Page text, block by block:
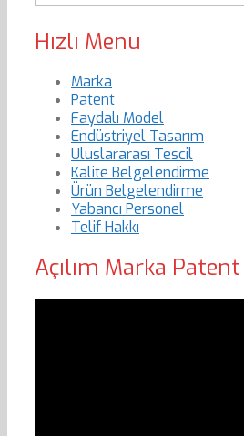
Hızlı Menu
Marka
Patent
Faydalı Model
Endüstriyel Tasarım
Uluslararası Tescil
Kalite Belgelendirme
Ürün Belgelendirme
Yabancı Personel
Telif Hakkı
Açılım Marka Patent